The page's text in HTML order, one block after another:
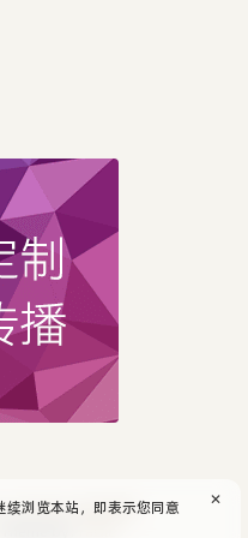
SiteMap.隐私政策
✕
浏览本站，即表示您同意